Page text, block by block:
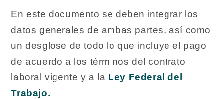
En este documento se deben integrar los
datos generales de ambas partes, así como
un desglose de todo lo que incluye el pago
de acuerdo a los términos del contrato
laboral vigente y a la Ley Federal del
Trabajo.